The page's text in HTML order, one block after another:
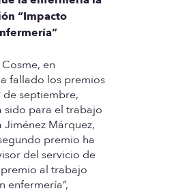
“Impacto
en
fallado los premios
de septiembre,
sido para el trabajo
Márquez,
premio ha
del servicio de
al trabajo
enfermería”,